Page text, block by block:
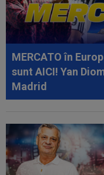
după doar câteva luni
10:36 OFICIAL
Craiova: a semnat
MERCATO în
sunt AICI! Yan
Madrid